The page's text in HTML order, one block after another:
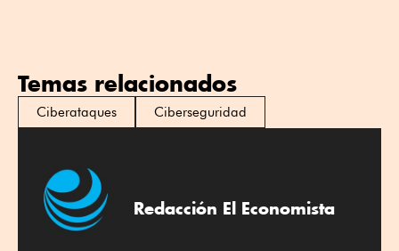
Temas relacionados
Ciberataques Ciberseguridad
Redacción El Economista